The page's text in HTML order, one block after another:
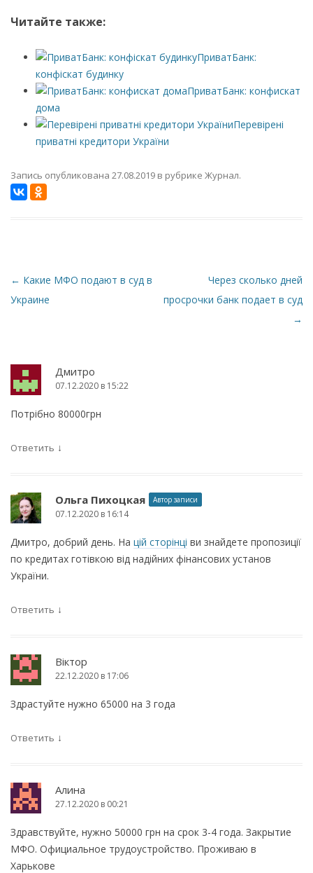
Читайте также:
ПриватБанк:
конфіскат будинку
ПриватБанк: конфискат
дома
Перевірені
приватні кредитори України
Запись опубликована 27.08.2019 в рубрике Журнал.
Н
г
а
ц
о
з
а
п
и
← Какие МФО подают в суд в
Украине
Через сколько дней
просрочки банк подает в суд
→
Дмитро
07.12.2020 в 15:22
Потрібно 80000грн
Ответить ↓
Ольга Пихоцкая Автор записи
07.12.2020 в 16:14
Дмитро, добрий день. На цій сторінці ви знайдете пропозиції
по кредитах готівкою від надійних фінансових установ
України.
Ответить ↓
Віктор
22.12.2020 в 17:06
Здрастуйте нужно 65000 на 3 года
Ответить ↓
Алина
27.12.2020 в 00:21
Здравствуйте, нужно 50000 грн на срок 3-4 года. Закрытие
МФО. Официальное трудоустройство. Проживаю в
Харькове